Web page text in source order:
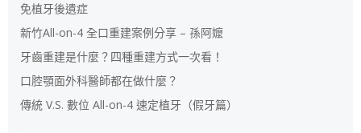
免植牙後遺症
新竹All-on-4 全口重建案例分享 – 孫阿嬤
牙齒重建是什麼？四種重建方式一次看！
口腔顎面外科醫師都在做什麼？
傳統 V.S. 數位 All-on-4 速定植牙（假牙篇）